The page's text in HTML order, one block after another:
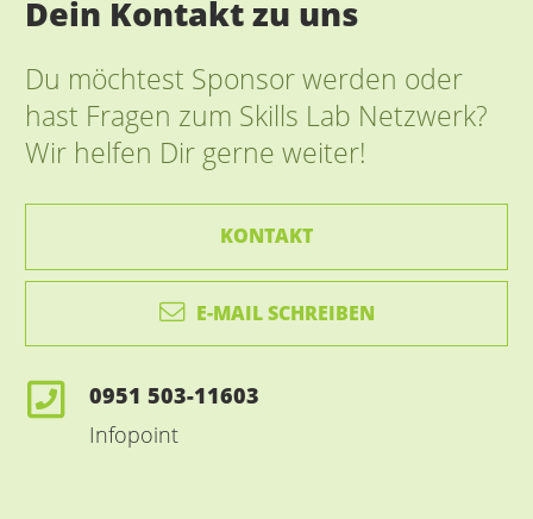
Dein Kontakt zu uns
Du möchtest Sponsor werden oder
hast Fragen zum Skills Lab Netzwerk?
Wir helfen Dir gerne weiter!
KONTAKT
E-MAIL SCHREIBEN
0951 503-11603
Infopoint